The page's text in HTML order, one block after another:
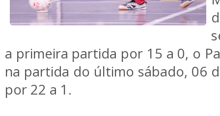
a primeira partida por 15 a 0, o
na partida do último sábado, 06
por 22 a 1.